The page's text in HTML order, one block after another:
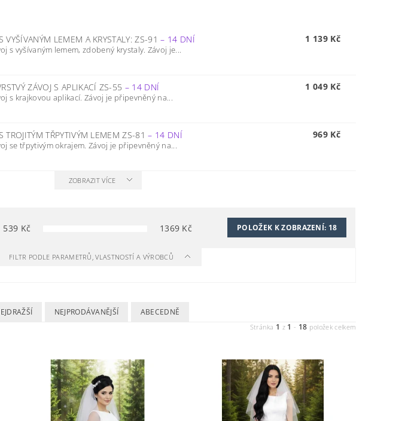
VYŠÍVANÝM LEMEM A KRYSTALY: ZS-91– 14 DNÍ
s vyšívaným lemem, zdobený krystaly. Závoj je...
1 139 Kč
ZÁVOJ S APLIKACÍ ZS-55 – 14 DNÍ
s krajkovou aplikací. Závoj je připevněný na...
1 049 Kč
TROJITÝM TŘPYTIVÝM LEMEM ZS-81– 14 DNÍ
se třpytivým okrajem. Závoj je připevněný na...
969 Kč
ZOBRAZIT VÍCE
539 Kč 1369 Kč POLOŽEK K ZOBRAZENÍ: 18
FILTR PODLE PARAMETRŮ, VLASTNOSTÍ A VÝROBCŮ
NEJPRODÁVANĚJŠÍ ABECEDNĚ
Stránka 1 z 1 - 18 položek celkem